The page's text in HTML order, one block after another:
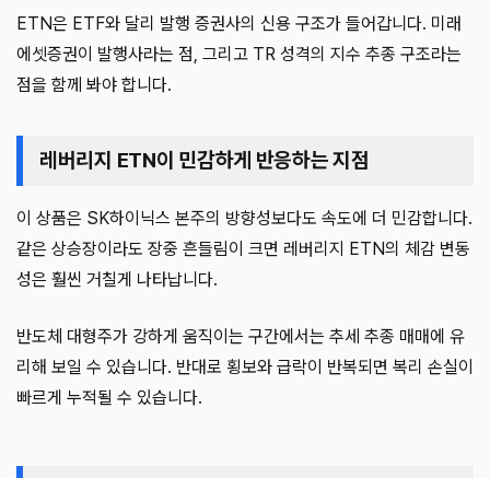
ETN은 ETF와 달리 발행 증권사의 신용 구조가 들어갑니다. 미래
에셋증권이 발행사라는 점, 그리고 TR 성격의 지수 추종 구조라는
점을 함께 봐야 합니다.
레버리지 ETN이 민감하게 반응하는 지점
이 상품은 SK하이닉스 본주의 방향성보다도 속도에 더 민감합니다.
같은 상승장이라도 장중 흔들림이 크면 레버리지 ETN의 체감 변동
성은 훨씬 거칠게 나타납니다.
반도체 대형주가 강하게 움직이는 구간에서는 추세 추종 매매에 유
리해 보일 수 있습니다. 반대로 횡보와 급락이 반복되면 복리 손실이
빠르게 누적될 수 있습니다.